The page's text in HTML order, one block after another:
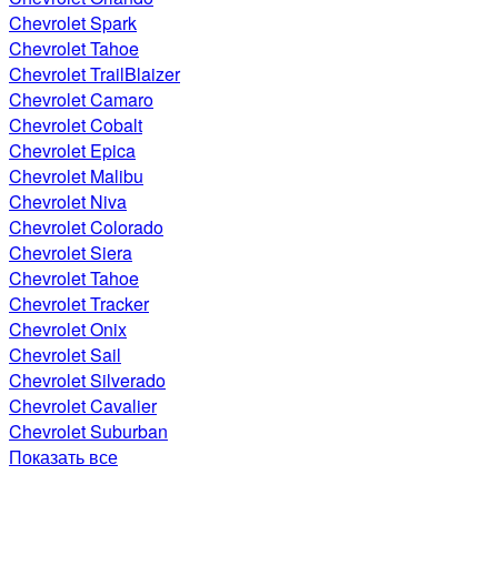
Chevrolet Spark
Chevrolet Tahoe
Chevrolet TrailBlaizer
Chevrolet Camaro
Chevrolet Cobalt
Chevrolet Epica
Chevrolet Malibu
Chevrolet Niva
Chevrolet Colorado
Chevrolet Siera
Chevrolet Tahoe
Chevrolet Tracker
Chevrolet Onix
Chevrolet Sail
Chevrolet Silverado
Chevrolet Cavalier
Chevrolet Suburban
Показать все